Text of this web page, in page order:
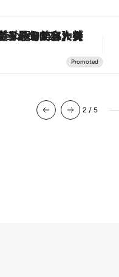
【銀座で出合う最旬美容】美髪ケアや上質な眠り…セルフケアのアップデートから、特別な名入れギフトまで。大人のための「ReFa GINZA」クルーズ
2 / 5